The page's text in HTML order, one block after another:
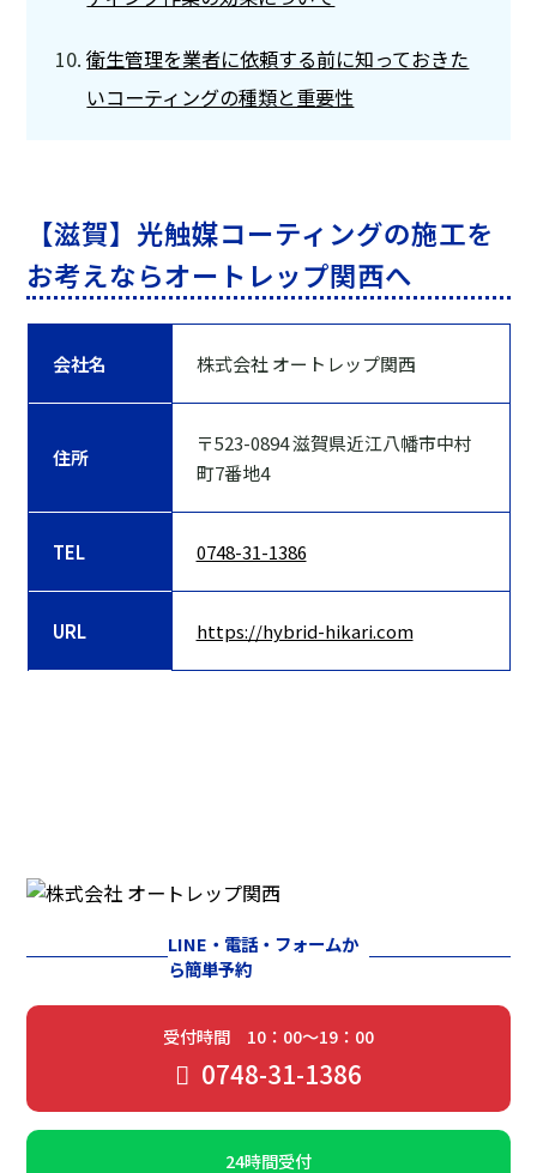
衛生管理を業者に依頼する前に知っておきた
いコーティングの種類と重要性
【滋賀】光触媒コーティングの施工を
お考えならオートレップ関西へ
会社名 株式会社 オートレップ関西
住所
〒523-0894 滋賀県近江八幡市中村
町7番地4
TEL 0748-31-1386
URL https://hybrid-hikari.com
LINE・電話・フォームか
ら簡単予約
受付時間 10：00～19：00
0748-31-1386
24時間受付